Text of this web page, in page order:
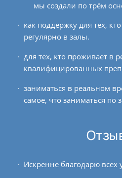
мы создали по трём
как поддержку для тех,
регулярно в залы.
для тех, кто проживает в
квалифицированных
заниматься в реальном
самое, что заниматься по